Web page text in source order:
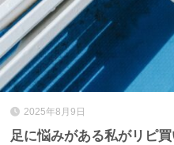
2025年8月9日
足に悩みがある私がリピ